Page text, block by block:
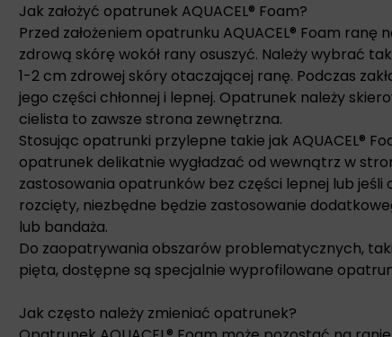
Jak założyć opatrunek AQUACEL® Foam?
Przed założeniem opatrunku AQUACEL® Foam ranę
zdrową skórę wokół rany osuszyć. Należy wybrać
1-2 cm zdrowej skóry otaczającej ranę. Podczas
jego części chłonnej i lepnej. Opatrunek należy
cielista to zawsze strona zewnętrzna.
Stosując opatrunki przylepne takie jak AQUACEL®
opatrunek delikatnie wygładzać od wewnątrz w
zastosowania opatrunków bez części lepnej lub
rozcięty, niezbędne będzie zastosowanie
lub bandaża.
Do zaopatrywania obszarów problematycznych,
pięta, dostępne są specjalnie wyprofilowane
Jak często należy zmieniać opatrunek?